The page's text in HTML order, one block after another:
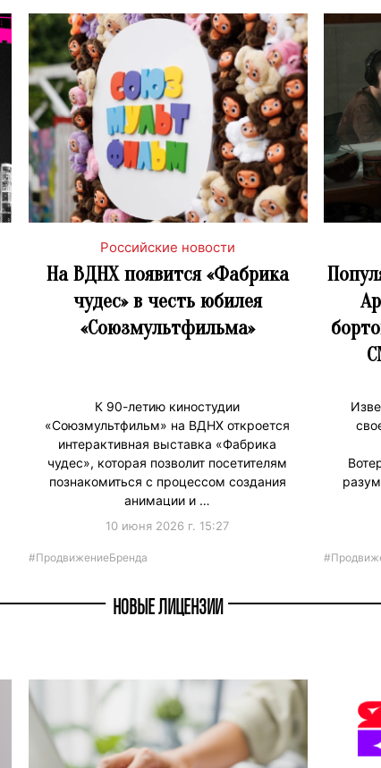
Российские новости
На ВДНХ появится «Фабрика
чудес» в честь юбилея
«Союзмультфильма»
К 90-летию киностудии
«Союзмультфильм» на ВДНХ откроется
интерактивная выставка «Фабрика
чудес», которая позволит посетителям
познакомиться с процессом создания
анимации и …
10 июня 2026 г. 15:27
#ПродвижениеБренда
НОВЫЕ ЛИЦЕНЗИИ